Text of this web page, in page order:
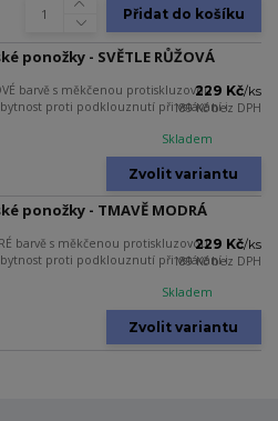
Přidat do košíku
ponožky - SVĚTLE RŮŽOVÁ
barvě s měkčenou protiskluzovou
proti podklouznutí při vstávání i
229 Kč/ks
189 Kčbez DPH
Skladem
Zvolit variantu
ponožky - TMAVĚ MODRÁ
barvě s měkčenou protiskluzovou
proti podklouznutí při vstávání i
229 Kč/ks
189 Kčbez DPH
Skladem
Zvolit variantu